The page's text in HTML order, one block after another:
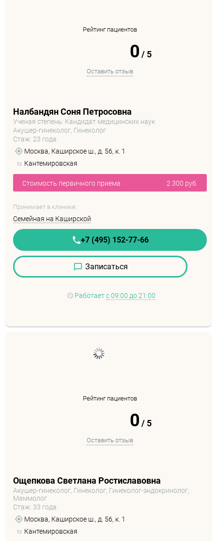
Рейтинг пациентов
0 /5
Оставить отзыв
Налбандян Соня Петросовна
Ученая степень: Кандидат медицинских наук
Акушер-гинеколог, Гинеколог
Стаж: 23 года
Москва, Каширское ш., д. 56, к. 1
м. Кантемировская
Стоимость первичного приема 2 300 руб.
Принимает в клинике:
Семейная на Каширской
+7 (495) 152-77-66
Записаться
Работает с 09:00 до 21:00
Рейтинг пациентов
0 /5
Оставить отзыв
Ощепкова Светлана Ростиславовна
Акушер-гинеколог, Гинеколог, Гинеколог-эндокринолог,
Маммолог
Стаж: 33 года
Москва, Каширское ш., д. 56, к. 1
м. Кантемировская